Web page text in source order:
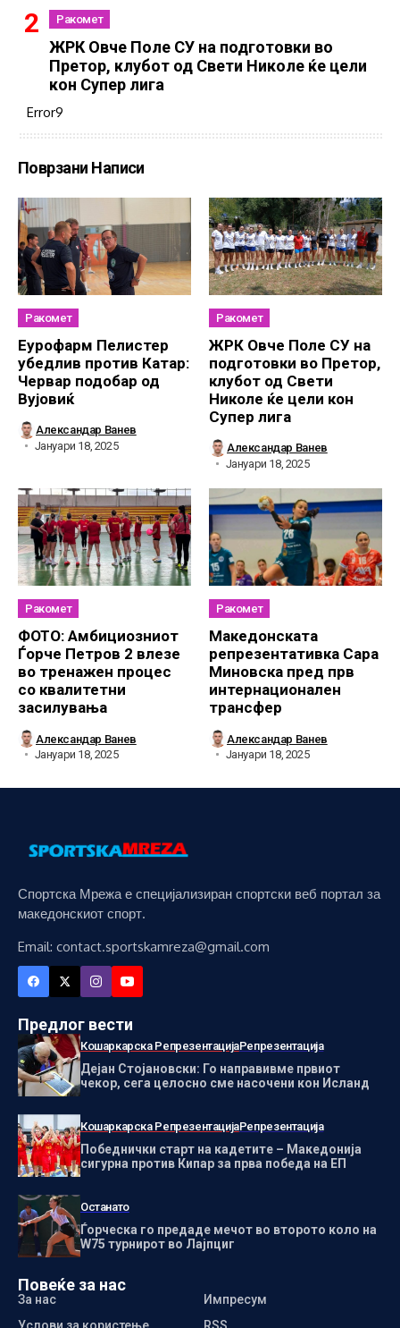
Ракомет
ЖРК Овче Поле СУ на подготовки во
Претор, клубот од Свети Николе ќе цели
кон Супер лига
Error9
Поврзани Написи
Ракомет
Еурофарм Пелистер
убедлив против Катар:
Червар подобар од
Вујовиќ
Александар Ванев
Јануари 18, 2025
Ракомет
ЖРК Овче Поле СУ на
подготовки во Претор,
клубот од Свети
Николе ќе цели кон
Супер лига
Александар Ванев
Јануари 18, 2025
Ракомет
ФОТО: Амбициозниот
Ѓорче Петров 2 влезе
во тренажен процес
со квалитетни
засилувања
Александар Ванев
Јануари 18, 2025
Ракомет
Македонската
репрезентативка Сара
Миновска пред прв
интернационален
трансфер
Александар Ванев
Јануари 18, 2025
Спортска Мрежа е специјализиран спортски веб портал за
македонскиот спорт.
Email: contact.sportskamreza@gmail.com
Предлог вести
Кошаркарска РепрезентацијаРепрезентација
Дејан Стојановски: Го направивме првиот
чекор, сега целосно сме насочени кон Исланд
Кошаркарска РепрезентацијаРепрезентација
Победнички старт на кадетите – Македонија
сигурна против Кипар за прва победа на ЕП
Останато
Ѓорческа го предаде мечот во второто коло на
W75 турнирот во Лајпциг
Повеќе за нас
За нас
Импресум